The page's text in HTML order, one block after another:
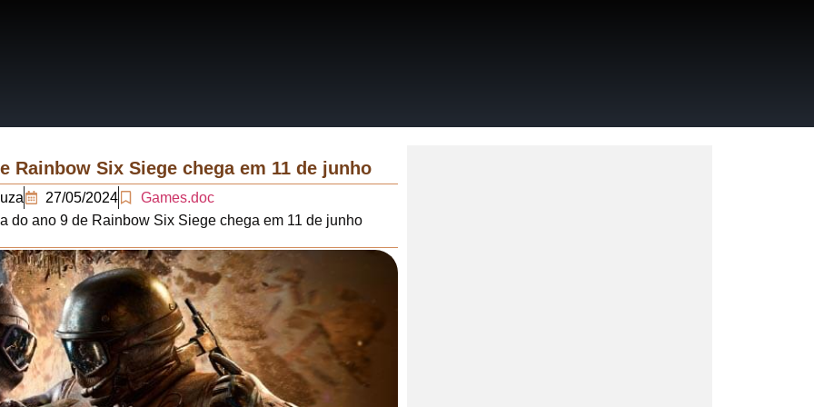
Rainbow Six Siege chega em 11 de junho
27/05/2024
Games.doc
do ano 9 de Rainbow Six Siege chega em 11 de junho